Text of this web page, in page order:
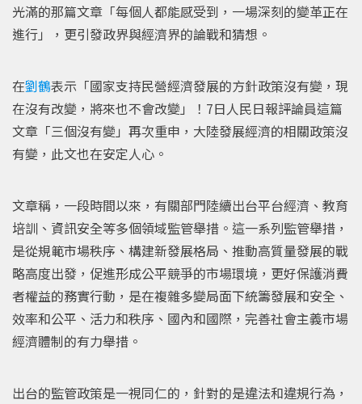
光滿的那篇文章「每個人都能感受到，一場深刻的變革正在
進行」，更引發政界與經濟界的論戰和猜想。
在劉鶴表示「國家支持民營經濟發展的方針政策沒有變，現
在沒有改變，將來也不會改變」！7日人民日報評論員這篇
文章「三個沒有變」再次重申，大陸發展經濟的相關政策沒
有變，此文也在安定人心。
文章稱，一段時間以來，有關部門陸續出台平台經濟、教育
培訓、資訊安全等多個領域監管舉措。這一系列監管舉措，
是從規範市場秩序、構建新發展格局、推動高質量發展的戰
略高度出發，促進形成公平競爭的市場環境，更好保護消費
者權益的務實行動，是在複雜多變局面下統籌發展和安全、
效率和公平、活力和秩序、國內和國際，完善社會主義市場
經濟體制的有力舉措。
出台的監管政策是一視同仁的，針對的是違法和違規行為，